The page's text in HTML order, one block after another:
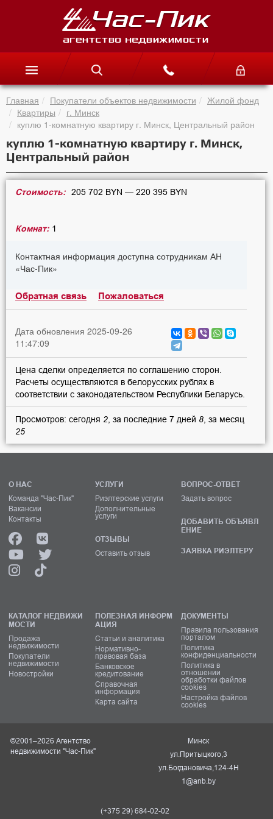
Главная Покупатели объектов недвижимости
Жилой фонд
Квартиры
г. Минск
куплю 1-комнатную квартиру г. Минск, Центральный район
куплю 1-комнатную квартиру г. Минск,
Центральный район
Стоимость: 205 702 BYN — 220 395 BYN
Комнат: 1
Контактная информация доступна сотрудникам АН
«Час-Пик»
Обратная связь Пожаловаться
Дата обновления 2025-09-26
11:47:09
Цена сделки определяется по соглашению сторон.
Расчеты осуществляются в белорусских рублях в
соответствии с законодательством Республики Беларусь.
Просмотров: сегодня 2 , за последние 7 дней 8 , за месяц
25
О НАС
Команда "Час-Пик"
Вакансии
Контакты
УСЛУГИ
Риэлтерские услуги
Дополнительные
услуги
ОТЗЫВЫ
Оставить отзыв
ВОПРОС-ОТВЕТ
Задать вопрос
ДОБАВИТЬ ОБЪЯВЛ
ЕНИЕ
ЗАЯВКА РИЭЛТЕРУ
КАТАЛОГ НЕДВИЖИ
МОСТИ
Продажа
недвижимости
Покупатели
недвижимости
Новостройки
ПОЛЕЗНАЯ ИНФОРМ
АЦИЯ
Статьи и аналитика
Нормативно-
правовая база
Банковское
кредитование
Справочная
информация
Карта сайта
ДОКУМЕНТЫ
Правила пользования
порталом
Политика
конфиденциальности
Политика в
отношении
обработки файлов
cookies
Настройка файлов
cookies
©2001–2026 Агентство
недвижимости "Час-Пик"
Минск
ул.Притыцкого,3
ул.Богдановича,124-4Н
1@anb.by
(+375 29) 684-02-02